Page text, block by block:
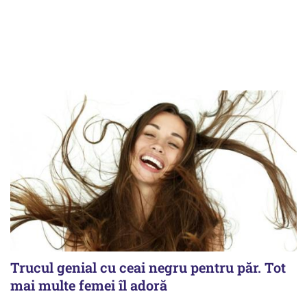
Trucul genial cu ceai negru pentru păr. Tot
mai multe femei îl adoră